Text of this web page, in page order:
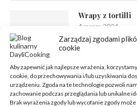
Zarządzaj zgodami
cookie
Aby zapewnić jak najlepsze wrażenia,
cookie, do przechowywania i/lub uzyskiwania
urządzeniu. Zgoda na te technologie pozwoli
zachowanie podczas przeglądania lub unikalne
Brak wyrażenia zgody lub wycofanie zgody
Wrapy z tortilli
4 marca 2024